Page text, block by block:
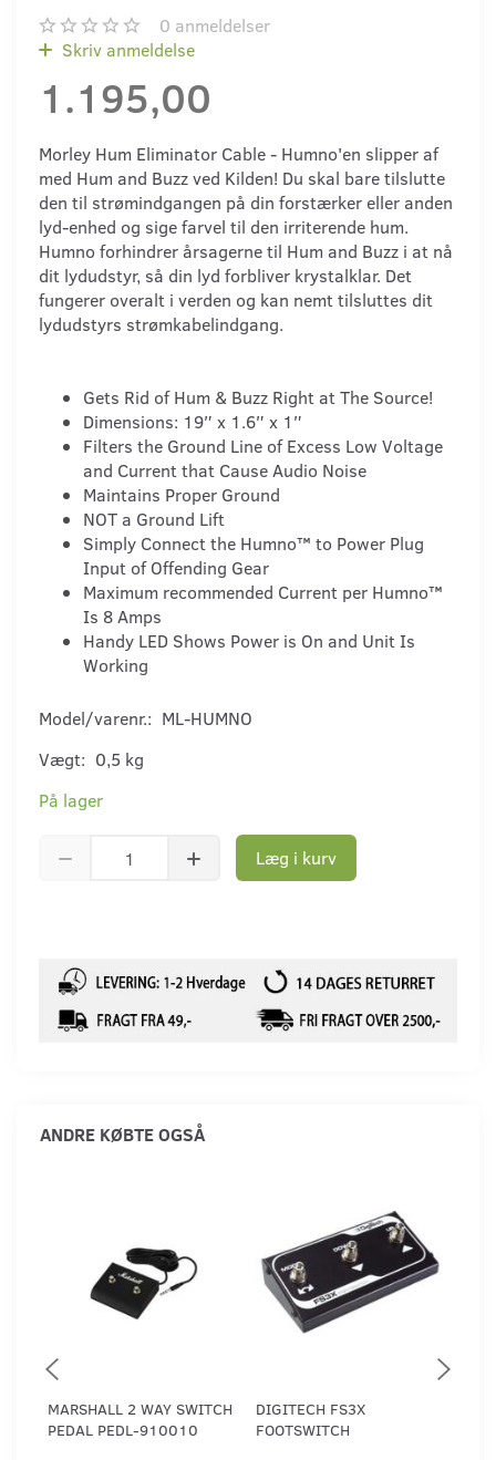
0 anmeldelser
Skriv anmeldelse
1.195,00
Morley Hum Eliminator Cable - Humno'en slipper af
med Hum and Buzz ved Kilden! Du skal bare tilslutte
den til strømindgangen på din forstærker eller anden
lyd-enhed og sige farvel til den irriterende hum.
Humno forhindrer årsagerne til Hum and Buzz i at nå
dit lydudstyr, så din lyd forbliver krystalklar. Det
fungerer overalt i verden og kan nemt tilsluttes dit
lydudstyrs strømkabelindgang.
Gets Rid of Hum & Buzz Right at The Source!
Dimensions: 19″ x 1.6″ x 1″
Filters the Ground Line of Excess Low Voltage
and Current that Cause Audio Noise
Maintains Proper Ground
NOT a Ground Lift
Simply Connect the Humno™ to Power Plug
Input of Offending Gear
Maximum recommended Current per Humno™
Is 8 Amps
Handy LED Shows Power is On and Unit Is
Working
Model/varenr.: ML-HUMNO
Vægt: 0,5 kg
På lager
Læg i kurv
ANDRE KØBTE OGSÅ
MARSHALL 2 WAY SWITCH
PEDAL PEDL-910010
DIGITECH FS3X
FOOTSWITCH